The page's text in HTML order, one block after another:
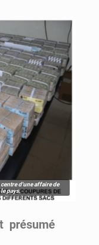
d'une affaire de
pays.
présumé